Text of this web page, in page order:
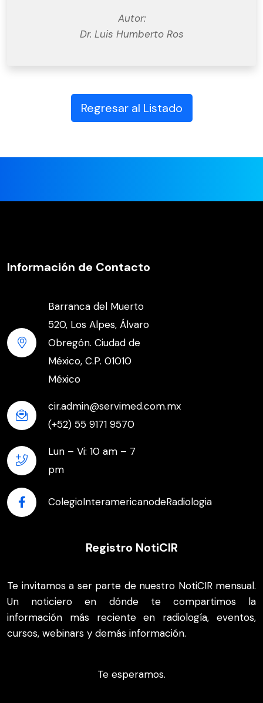
Autor:
Dr. Luis Humberto Ros
Regresar al Listado
Información de Contacto
Barranca del Muerto
520, Los Alpes, Álvaro
Obregón. Ciudad de
México, C.P. 01010
México
cir.admin@servimed.com.mx
(+52) 55 9171 9570
Lun – Vi: 10 am – 7
pm
ColegioInteramericanodeRadiologia
Registro NotiCIR
Te invitamos a ser parte de nuestro NotiCIR mensual.
Un noticiero en dónde te compartimos la
información más reciente en radiología, eventos,
cursos, webinars y demás información.
Te esperamos.